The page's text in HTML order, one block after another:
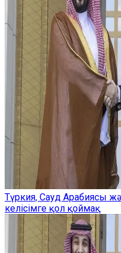
Түркия, Сауд Арабиясы
келісімге қол қоймақ